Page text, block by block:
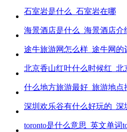
石室岩是什么_石室岩在哪
海景酒店是什么_海景酒店介
途牛旅游网怎么样_途牛网的
北京香山红叶什么时候红_北
什么地方旅游最好_旅游地点
深圳欢乐谷有什么好玩的_深
toronto是什么意思_英文单词